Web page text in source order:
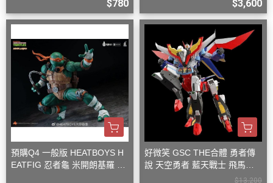
$780 $3,600
預購Q4 一般版 HEATBOYS H
EATFIG 忍者龜 米開朗基羅 1/
好微笑 GSC THE合體 勇者傳
說 天空勇者 藍天戰士 飛馬戰
$13,200